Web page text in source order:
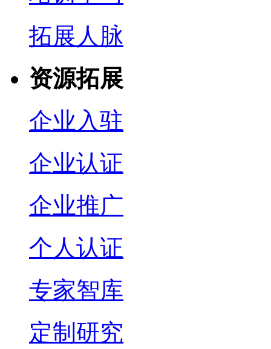
拓展人脉
资源拓展
企业入驻
企业认证
企业推广
个人认证
专家智库
定制研究